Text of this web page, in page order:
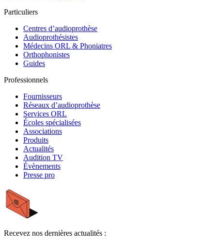
Particuliers
Centres d’audioprothèse
Audioprothésistes
Médecins ORL & Phoniatres
Orthophonistes
Guides
Professionnels
Fournisseurs
Réseaux d’audioprothèse
Services ORL
Écoles spécialisées
Associations
Produits
Actualités
Audition TV
Évènements
Presse pro
Recevez nos dernières actualités :